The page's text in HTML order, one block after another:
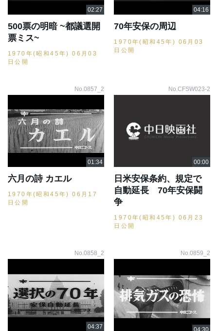
500票の明暗 ~都議選開
票ミス~
1970年(昭和45年) 06月03
日公開
70年安保の周辺
1970年(昭和45年) 06月03
日公開
No.0857_2
六月の詩 カエル
1970年(昭和45年) 06月17
日公開
No.CFSW023-2
日米安保条約、規定で
自動延長 70年安保闘
争
1970年(昭和45年) 06月23
日公開
No.0858_2 No.0859_2